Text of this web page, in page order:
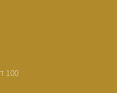
100 דרכים לאבד את עצמך בהודו